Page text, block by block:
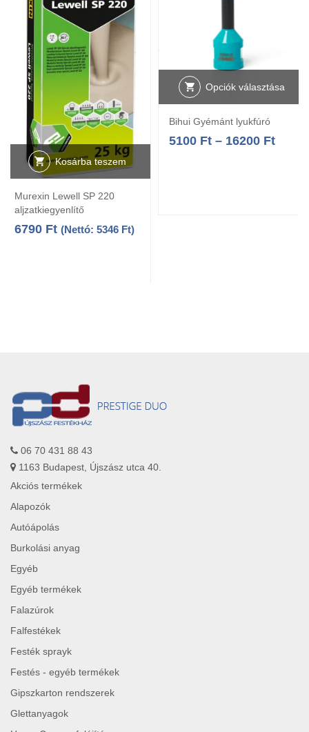
Kosárba teszem
Murexin Lewell SP 220
aljzatkiegyenlítő
6790 Ft (Nettó: 5346 Ft)
Opciók választása
Bihui Gyémánt lyukfúró
5100 Ft – 16200 Ft
06 70 431 88 43
1163 Budapest, Újszász utca 40.
Akciós termékek
Alapozók
Autóápolás
Burkolási anyag
Egyéb
Egyéb termékek
Falazúrok
Falfestékek
Festék sprayk
Festés - egyéb termékek
Gipszkarton rendszerek
Glettanyagok